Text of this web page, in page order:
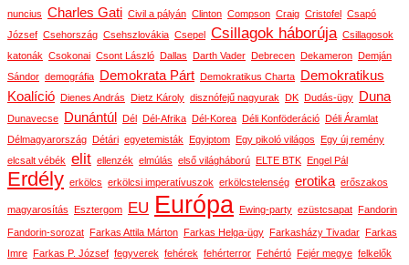
nuncius Charles Gati Civil a pályán Clinton Compson Craig Cristofel
Csapó
József Csehország Csehszlovákia Csepel Csillagok háborúja Csillagosok
katonák Csokonai Csont László Dallas Darth Vader Debrecen Dekameron
Demján
Sándor demográfia Demokrata Párt Demokratikus Charta
Demokratikus
Koalíció
Dienes András Dietz Károly disznófejű nagyurak DK Dudás-ügy Duna
Dunavecse Dunántúl Dél Dél-Afrika Dél-Korea Déli Konföderáció
Déli Áramlat
Délmagyarország
Détári egyetemisták Egyiptom Egy pikoló világos
Egy új remény
elcsalt vébék elit ellenzék elmúlás első világháború ELTE BTK Engel Pál
Erdély erkölcs erkölcsi imperatívuszok erkölcstelenség erotika erőszakos
magyarosítás Esztergom EU Európa Ewing-party ezüstcsapat Fandorin
Fandorin-sorozat Farkas Attila Márton Farkas Helga-ügy Farkasházy Tivadar
Farkas
Imre
Farkas P. József fegyverek fehérek fehérterror Fehértó Fejér megye felkelők